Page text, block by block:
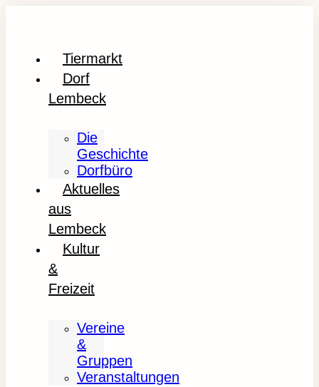
Tiermarkt
Dorf
Lembeck
Die
Geschichte
Dorfbüro
Aktuelles
aus
Lembeck
Kultur
&
Freizeit
Vereine
&
Gruppen
Veranstaltungen